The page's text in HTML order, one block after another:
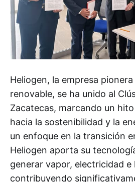
Heliogen, la empresa
renovable, se ha unido al
Zacatecas, marcando un
hacia la sostenibilidad y la
un enfoque en la transición
Heliogen aporta su
generar vapor, electricidad
contribuyendo